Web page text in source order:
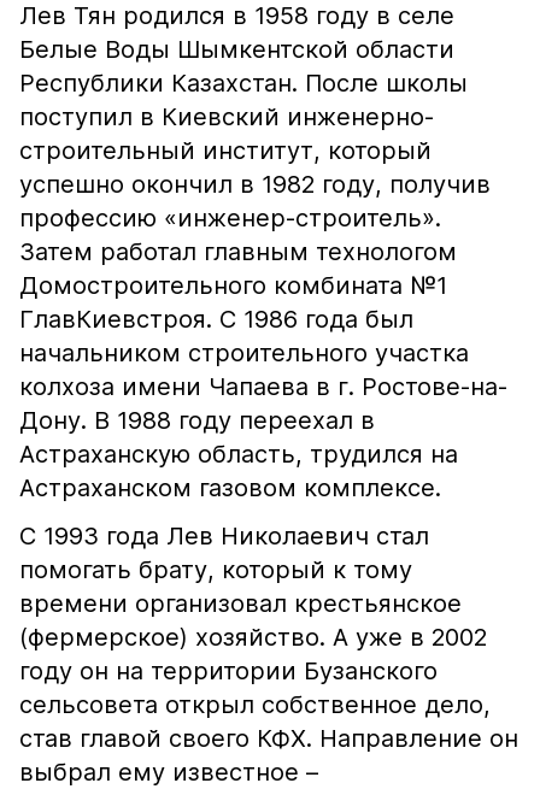
Лев Тян родился в 1958 году в селе
Белые Воды Шымкентской области
Республики Казахстан. После школы
поступил в Киевский инженерно-
строительный институт, который
успешно окончил в 1982 году, получив
профессию «инженер-строитель».
Затем работал главным технологом
Домостроительного комбината №1
ГлавКиевстроя. С 1986 года был
начальником строительного участка
колхоза имени Чапаева в г. Ростове-на-
Дону. В 1988 году переехал в
Астраханскую область, трудился на
Астраханском газовом комплексе.
С 1993 года Лев Николаевич стал
помогать брату, который к тому
времени организовал крестьянское
(фермерское) хозяйство. А уже в 2002
году он на территории Бузанского
сельсовета открыл собственное дело,
став главой своего КФХ. Направление он
выбрал ему известное –